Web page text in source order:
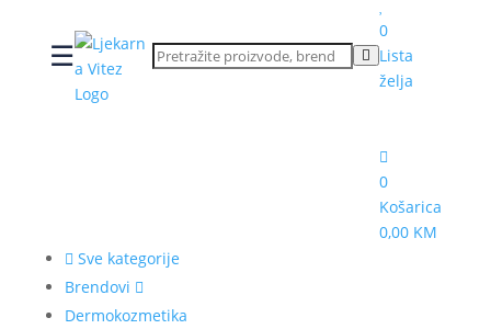
☰
0
Lista
želja
0
Košarica
0,00 KM
Sve kategorije
Brendovi
Dermokozmetika